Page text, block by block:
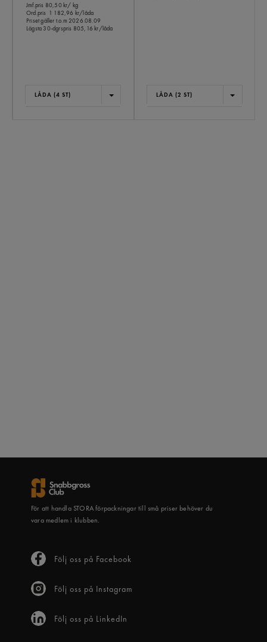
Jmf.pris 80,50 kr/ kg
Ord.pris
1 182,96 kr/låda
Priset gäller t.o.m 2026.08.09
Lägsta 30-dgrspris 805,16 kr/låda
LÅDA (4 ST) LÅDA (2 ST)
För att handla STORA förpackningar till små priser behöver du
vara medlem i klubben.
Följ oss på Facebook
Följ oss på Instagram
Följ oss på LinkedIn